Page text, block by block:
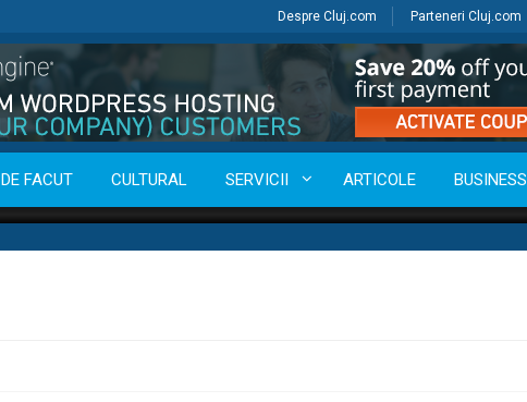
Despre Cluj.com Parteneri Cluj.com
DE FACUT CULTURAL SERVICII ARTICOLE BUSINESS